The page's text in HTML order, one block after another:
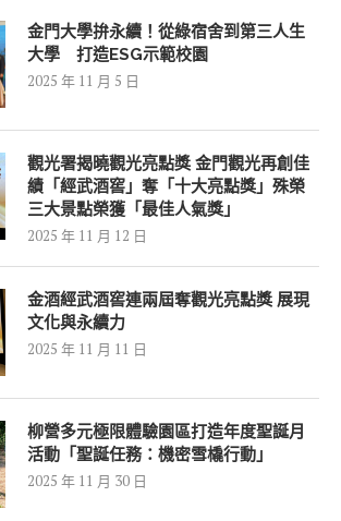
金門大學拚永續！從綠宿舍到第三人生
大學 打造ESG示範校園
2025 年 11 月 5 日
觀光署揭曉觀光亮點獎 金門觀光再創佳
績「經武酒窖」奪「十大亮點獎」殊榮
三大景點榮獲「最佳人氣獎」
2025 年 11 月 12 日
金酒經武酒窖連兩屆奪觀光亮點獎 展現
文化與永續力
2025 年 11 月 11 日
柳營多元極限體驗園區打造年度聖誕月
活動「聖誕任務：機密雪橇行動」
2025 年 11 月 30 日